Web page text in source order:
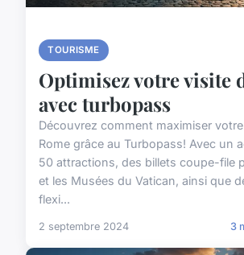
TOURISME
Optimisez votre visite
avec turbopass
Découvrez comment maximiser
Rome grâce au Turbopass! Avec un
50 attractions, des billets coupe-file
et les Musées du Vatican, ainsi que
flexi...
2 septembre 2024 3